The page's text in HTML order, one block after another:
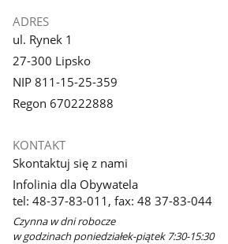
ADRES
ul. Rynek 1
27-300 Lipsko
NIP 811-15-25-359
Regon 670222888
KONTAKT
Skontaktuj się z nami
Infolinia dla Obywatela
tel: 48-37-83-011, fax: 48 37-83-044
Czynna w dni robocze
w godzinach poniedziałek-piątek 7:30-15:30